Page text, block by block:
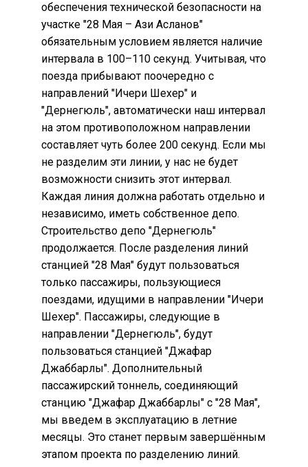
обеспечения технической безопасности на
участке "28 Мая – Ази Асланов"
обязательным условием является наличие
интервала в 100–110 секунд. Учитывая, что
поезда прибывают поочередно с
направлений "Ичери Шехер" и
"Дернегюль", автоматически наш интервал
на этом противоположном направлении
составляет чуть более 200 секунд. Если мы
не разделим эти линии, у нас не будет
возможности снизить этот интервал.
Каждая линия должна работать отдельно и
независимо, иметь собственное депо.
Строительство депо "Дернегюль"
продолжается. После разделения линий
станцией "28 Мая" будут пользоваться
только пассажиры, пользующиеся
поездами, идущими в направлении "Ичери
Шехер". Пассажиры, следующие в
направлении "Дернегюль", будут
пользоваться станцией "Джафар
Джаббарлы". Дополнительный
пассажирский тоннель, соединяющий
станцию "Джафар Джаббарлы" с "28 Мая",
мы введем в эксплуатацию в летние
месяцы. Это станет первым завершённым
этапом проекта по разделению линий.